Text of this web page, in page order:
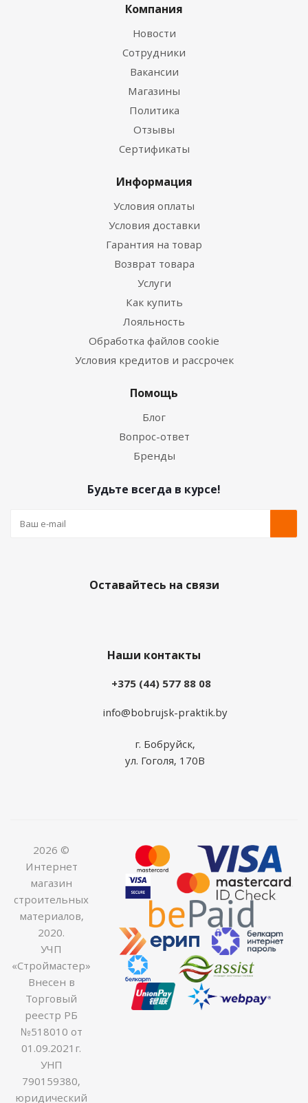
Компания
Новости
Сотрудники
Вакансии
Магазины
Политика
Отзывы
Сертификаты
Информация
Условия оплаты
Условия доставки
Гарантия на товар
Возврат товара
Услуги
Как купить
Лояльность
Обработка файлов cookie
Условия кредитов и рассрочек
Помощь
Блог
Вопрос-ответ
Бренды
Будьте всегда в курсе!
Оставайтесь на связи
Наши контакты
+375 (44) 577 88 08
info@bobrujsk-praktik.by
г. Бобруйск,
ул. Гоголя, 170В
2026 ©
Интернет
магазин
строительных
материалов,
2020.
УЧП
«Строймастер»
Внесен в
Торговый
реестр РБ
№518010 от
01.09.2021г.
УНП
790159380,
юридический